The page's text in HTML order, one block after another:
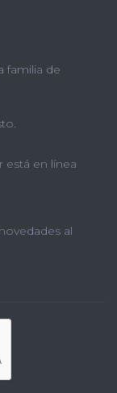
familia de
está en línea
al